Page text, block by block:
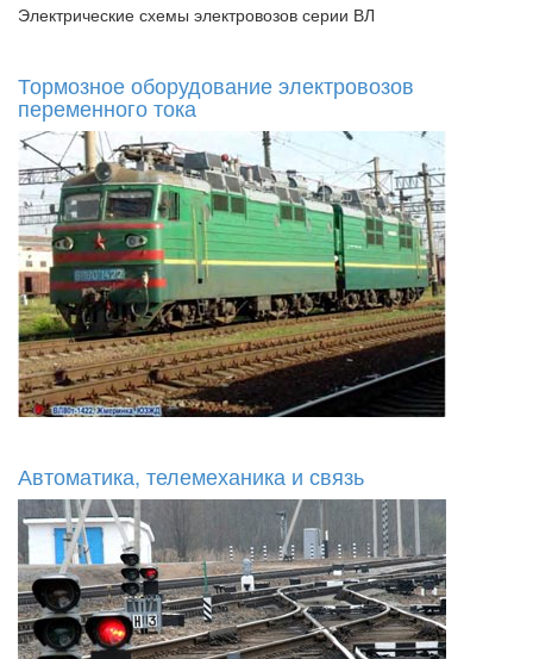
Электрические схемы электровозов серии ВЛ
Тормозное оборудование электровозов
переменного тока
Автоматика, телемеханика и связь